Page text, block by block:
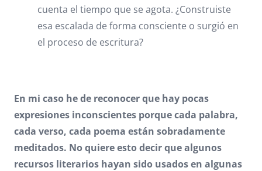
cuenta el tiempo que se agota. ¿Construiste
esa escalada de forma consciente o surgió en
el proceso de escritura?
En mi caso he de reconocer que hay pocas
expresiones inconscientes porque cada palabra,
cada verso, cada poema están sobradamente
meditados. No quiere esto decir que algunos
recursos literarios hayan sido usados en algunas